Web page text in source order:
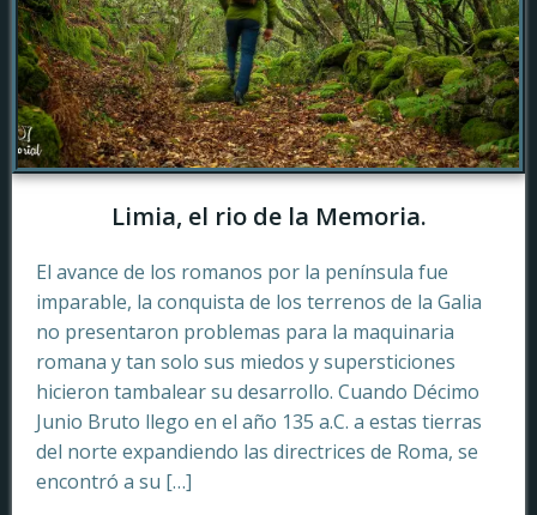
Limia, el rio de la Memoria.
El avance de los romanos por la península fue
imparable, la conquista de los terrenos de la Galia
no presentaron problemas para la maquinaria
romana y tan solo sus miedos y supersticiones
hicieron tambalear su desarrollo. Cuando Décimo
Junio Bruto llego en el año 135 a.C. a estas tierras
del norte expandiendo las directrices de Roma, se
encontró a su […]